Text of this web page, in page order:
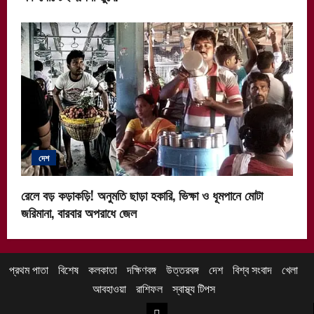
দেশ
রেলে বড় কড়াকড়ি! অনুমতি ছাড়া হকারি, ভিক্ষা ও ধূমপানে মোটা
জরিমানা, বারবার অপরাধে জেল
প্রথম পাতা বিশেষ কলকাতা দক্ষিণবঙ্গ উত্তরবঙ্গ দেশ বিশ্ব সংবাদ খেলা
আবহাওয়া
রাশিফল স্বাস্থ্য টিপস